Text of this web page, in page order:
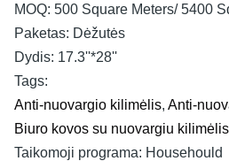
MOQ: 500 Square Meters/ 5400
Paketas: Dėžutės
Dydis: 17.3''*28''
Tags:
Anti-nuovargio kilimėlis, Anti-
Biuro kovos su nuovargiu kilimėlis
Taikomoji programa: Househould